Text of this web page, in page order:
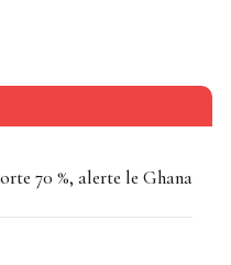
70 %, alerte le Ghana